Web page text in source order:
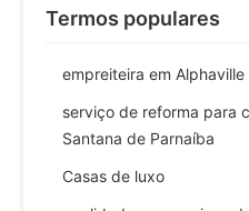
Termos populares
empreiteira em
serviço de reforma para
Santana de Parnaíba
Casas de luxo